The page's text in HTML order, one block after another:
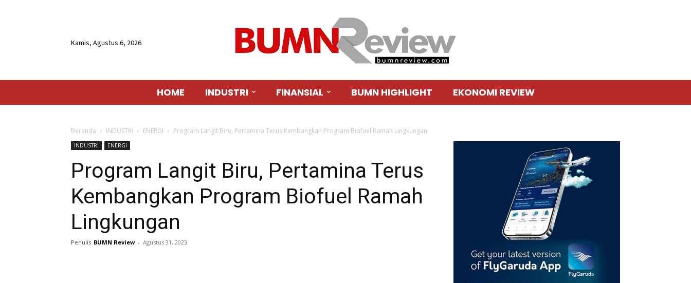
Kamis, Agustus 6, 2026
HOME INDUSTRI FINANSIAL BUMN HIGHLIGHT EKONOMI REVIEW
Beranda INDUSTRI ENERGI Program Langit Biru, Pertamina Terus Kembangkan Program Biofuel Ramah Lingkungan
INDUSTRI ENERGI
Program Langit Biru, Pertamina Terus
Kembangkan Program Biofuel Ramah
Lingkungan
Penulis BUMN Review - Agustus 31, 2023